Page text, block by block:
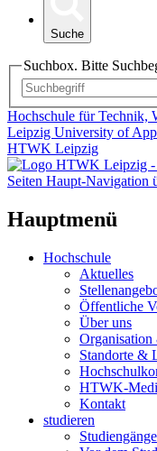
Suche
Suchbox. Bitte
Hochschule für Technik,
Leipzig University of
HTWK Leipzig
Seiten Haupt-Navigation
Hauptmenü
Hochschule
Aktuelles
Öffentliche
Über uns
Standorte &
HTWK-
Kontakt
studieren
Studiengänge